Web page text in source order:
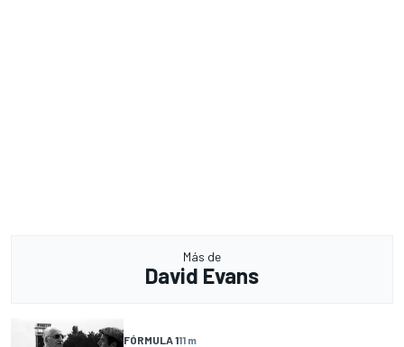
Más de
David Evans
FÓRMULA 111 m